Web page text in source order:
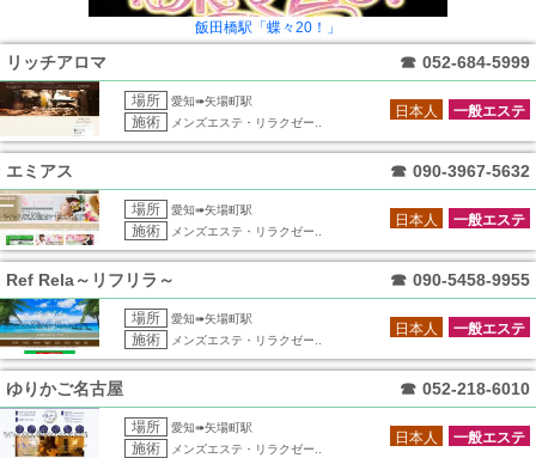
飯田橋駅「蝶々20！」
リッチアロマ ☎ 052-684-5999
場所 愛知➠矢場町駅
施術 メンズエステ・リラクゼー..
一般エステ
日本人
エミアス ☎ 090-3967-5632
場所 愛知➠矢場町駅
施術 メンズエステ・リラクゼー..
一般エステ
日本人
Ref Rela～リフリラ～ ☎ 090-5458-9955
場所 愛知➠矢場町駅
施術 メンズエステ・リラクゼー..
一般エステ
日本人
ゆりかご名古屋 ☎ 052-218-6010
場所 愛知➠矢場町駅
施術 メンズエステ・リラクゼー..
一般エステ
日本人